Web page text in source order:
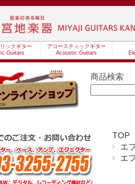
ックギター
Guitars
アコースティックギター
Acoustic Guitars
商品検索
TOP
エ
エ